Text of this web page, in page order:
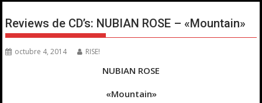
Reviews de CD’s: NUBIAN ROSE – «Mountain»
octubre 4, 2014 RISE!
NUBIAN ROSE
«Mountain»